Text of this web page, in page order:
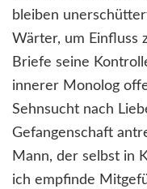
bleiben
Wärter, um Einfluss
Briefe seine
innerer Monolog
Sehnsucht nach
Gefangenschaft
Mann, der selbst in
ich empfinde